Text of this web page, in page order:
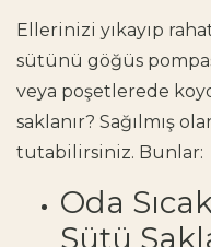
Ellerinizi yıkayıp
sütünü göğüs
veya poşetlerede
saklanır? Sağılmış
tutabilirsiniz. Bunlar:
Oda
Sütü